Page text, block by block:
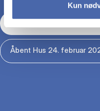
Kun
Åbent Hus 29. januar 2027
Åbent Hus 24. februar